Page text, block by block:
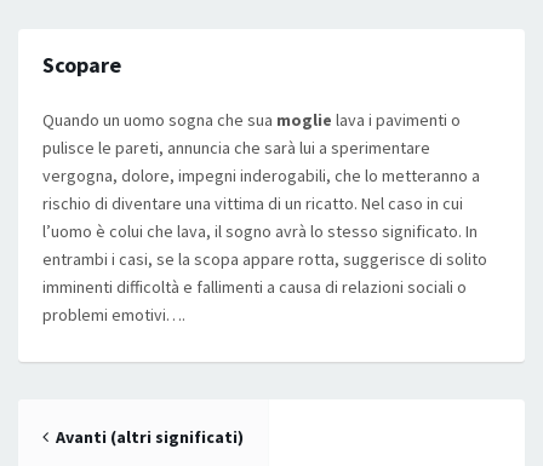
Scopare
Quando un uomo sogna che sua moglie lava i pavimenti o
pulisce le pareti, annuncia che sarà lui a sperimentare
vergogna, dolore, impegni inderogabili, che lo metteranno a
rischio di diventare una vittima di un ricatto. Nel caso in cui
l’uomo è colui che lava, il sogno avrà lo stesso significato. In
entrambi i casi, se la scopa appare rotta, suggerisce di solito
imminenti difficoltà e fallimenti a causa di relazioni sociali o
problemi emotivi….
Posts navigation
Avanti (altri significati)